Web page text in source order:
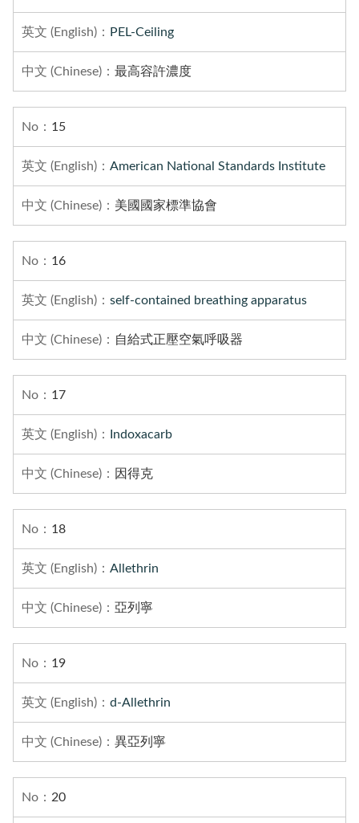
PEL-Ceiling
最高容許濃度
15
American National Standards Institute
美國國家標準協會
16
self-contained breathing apparatus
自給式正壓空氣呼吸器
17
Indoxacarb
因得克
18
Allethrin
亞列寧
19
d-Allethrin
異亞列寧
20